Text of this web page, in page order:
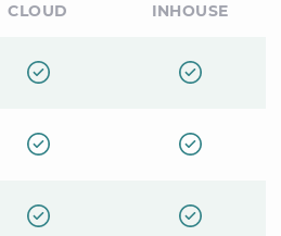
CLOUD INHOUSE